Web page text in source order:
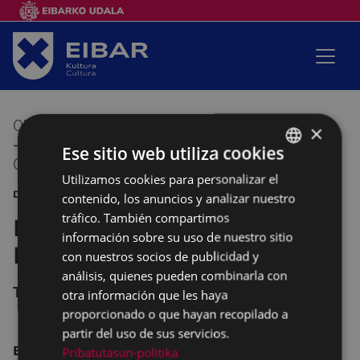
05/06/2018
-
08/06/201821:30
DANZA
Danza Contemporánea de
Eibar
TEATRO COLISEO
Espectáculo de fín de curso
BASQUE
SPANISH
×
Ese sitio web utiliza cookies
Utilizamos cookies para personalizar el
contenido, los anuncios y analizar nuestro
tráfico. También compartimos
información sobre su uso de nuestro sitio
con nuestros socios de publicidad y
análisis, quienes pueden combinarla con
otra información que les haya
proporcionado o que hayan recopilado a
partir del uso de sus servicios.
Pribatutasun-politika